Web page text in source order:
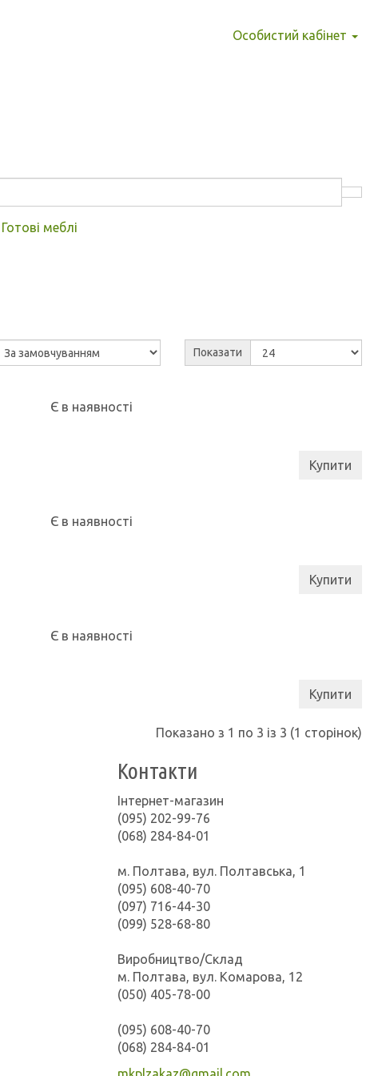
Особистий кабінет
Готові меблі
Показати
Є в наявності
Купити
Є в наявності
Купити
Є в наявності
Купити
Показано з 1 по 3 із 3 (1 сторінок)
Контакти
Інтернет-магазин
(095) 202-99-76
(068) 284-84-01
м. Полтава, вул. Полтавська, 1
(095) 608-40-70
(097) 716-44-30
(099) 528-68-80
Виробництво/Склад
м. Полтава, вул. Комарова, 12
(050) 405-78-00
(095) 608-40-70
(068) 284-84-01